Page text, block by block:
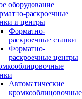
оборудование
раскроечные
и центры
Форматно-
раскроечные станки
Форматно-
раскроечные центры
Автоматические
кромкооблицовочные